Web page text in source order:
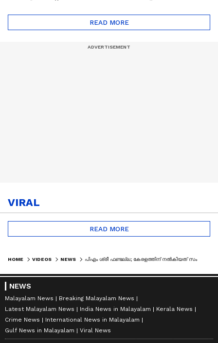
READ MORE
VIRAL
READ MORE
HOME VIDEOS NEWS പിഎം ശ്രീ ഫണ്ടല്ല; കേരളത്തിന് നൽകിയത് സംസ്ഥാന വിഹിതമെന്ന് മന്ത്രാലയം | PM SHRI | UDF GOVERNMENT
NEWS
Malayalam News
Breaking Malayalam News
Latest Malayalam News
India News in Malayalam
Kerala News
Crime News
International News in Malayalam
Gulf News in Malayalam
Viral News